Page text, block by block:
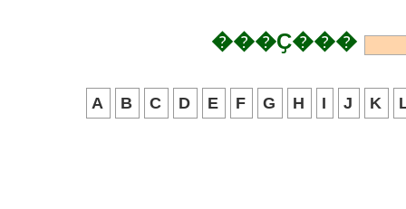
���Ҫ���
A B C D E F G H I J K